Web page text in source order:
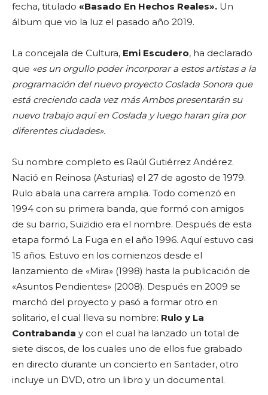
fecha, titulado «Basado En Hechos Reales». Un
álbum que vio la luz el pasado año 2019.
La concejala de Cultura, Emi Escudero, ha declarado
que «es un orgullo poder incorporar a estos artistas a la
programación del nuevo proyecto Coslada Sonora que
está creciendo cada vez más Ambos presentarán su
nuevo trabajo aquí en Coslada y luego haran gira por
diferentes ciudades».
Su nombre completo es Raúl Gutiérrez Andérez.
Nació en Reinosa (Asturias) el 27 de agosto de 1979.
Rulo abala una carrera amplia. Todo comenzó en
1994 con su primera banda, que formó con amigos
de su barrio, Suizidio era el nombre. Después de esta
etapa formó La Fuga en el año 1996. Aquí estuvo casi
15 años. Estuvo en los comienzos desde el
lanzamiento de «Mira» (1998) hasta la publicación de
«Asuntos Pendientes» (2008). Después en 2009 se
marchó del proyecto y pasó a formar otro en
solitario, el cual lleva su nombre: Rulo y La
Contrabanda y con el cual ha lanzado un total de
siete discos, de los cuales uno de ellos fue grabado
en directo durante un concierto en Santader, otro
incluye un DVD, otro un libro y un documental.